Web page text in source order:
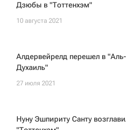
Дзюбы в "Тоттенхэм"
10 августа 2021
Алдервейрелд перешел в "Аль-
Духаиль"
27 июля 2021
Нуну Эшпириту Санту